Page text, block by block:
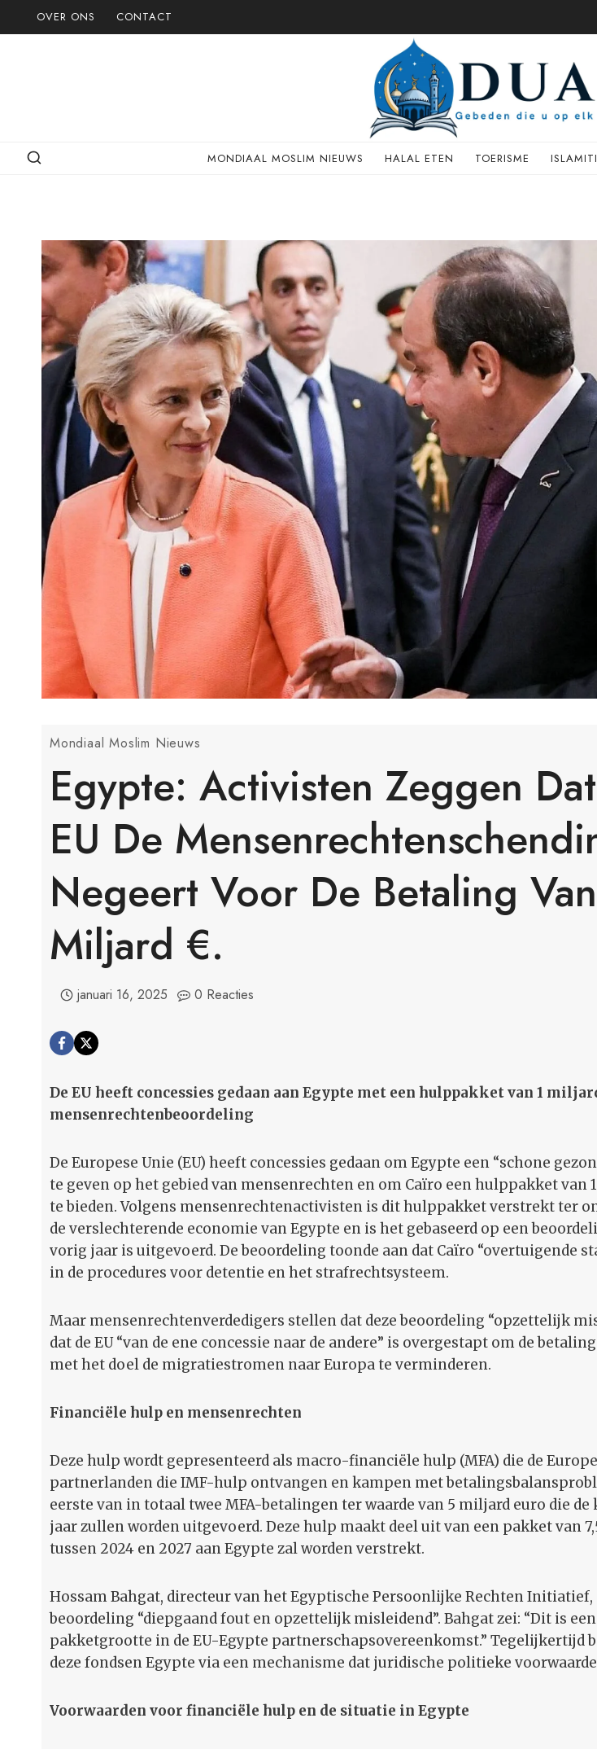
Doorgaan
naar
OVER ONS CONTACT
MONDIAAL MOSLIM NIEUWS HALAL ETEN TOERISME
Mondiaal Moslim Nieuws
Egypte: Activisten Zeggen
EU De
Negeert Voor De Betaling
Miljard €.
januari 16, 2025 0 Reacties
De EU heeft concessies gedaan aan Egypte met een hulppakket van 1
mensenrechtenbeoordeling
De Europese Unie (EU) heeft concessies gedaan om Egypte een “schone
te geven op het gebied van mensenrechten en om Caïro een hulppakket van
te bieden. Volgens mensenrechtenactivisten is dit hulppakket verstrekt ter
de verslechterende economie van Egypte en is het gebaseerd op een
vorig jaar is uitgevoerd. De beoordeling toonde aan dat Caïro “overtuigende
in de procedures voor detentie en het strafrechtsysteem.
Maar mensenrechtenverdedigers stellen dat deze beoordeling “opzettelijk
dat de EU “van de ene concessie naar de andere” is overgestapt om de
met het doel de migratiestromen naar Europa te verminderen.
Financiële hulp en mensenrechten
Deze hulp wordt gepresenteerd als macro-financiële hulp (MFA) die de
partnerlanden die IMF-hulp ontvangen en kampen met
eerste van in totaal twee MFA-betalingen ter waarde van 5 miljard euro die de
jaar zullen worden uitgevoerd. Deze hulp maakt deel uit van een pakket van
tussen 2024 en 2027 aan Egypte zal worden verstrekt.
Hossam Bahgat, directeur van het Egyptische Persoonlijke Rechten Initiatief,
beoordeling “diepgaand fout en opzettelijk misleidend”. Bahgat zei: “Dit is
pakketgrootte in de EU-Egypte partnerschapsovereenkomst.” Tegelijkertijd
deze fondsen Egypte via een mechanisme dat juridische politieke
Voorwaarden voor financiële hulp en de situatie in Egypte